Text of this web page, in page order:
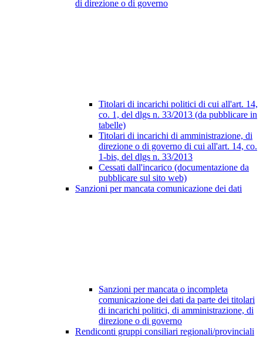
di direzione o di governo
Titolari di incarichi politici di cui all'art. 14,
co. 1, del dlgs n. 33/2013 (da pubblicare in
tabelle)
Titolari di incarichi di amministrazione, di
direzione o di governo di cui all'art. 14, co.
1-bis, del dlgs n. 33/2013
Cessati dall'incarico (documentazione da
pubblicare sul sito web)
Sanzioni per mancata comunicazione dei dati
Sanzioni per mancata o incompleta
comunicazione dei dati da parte dei titolari
di incarichi politici, di amministrazione, di
direzione o di governo
Rendiconti gruppi consiliari regionali/provinciali